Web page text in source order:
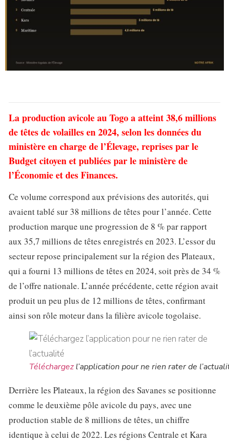
La production avicole au Togo a atteint 38,6 millions
de têtes de volailles en 2024, selon les données du
ministère en charge de l’Élevage, reprises par le
Budget citoyen et publiées par le ministère de
l’Économie et des Finances.
Ce volume correspond aux prévisions des autorités, qui
avaient tablé sur 38 millions de têtes pour l’année. Cette
production marque une progression de 8 % par rapport
aux 35,7 millions de têtes enregistrés en 2023. L’essor du
secteur repose principalement sur la région des Plateaux,
qui a fourni 13 millions de têtes en 2024, soit près de 34 %
de l’offre nationale. L’année précédente, cette région avait
produit un peu plus de 12 millions de têtes, confirmant
ainsi son rôle moteur dans la filière avicole togolaise.
Téléchargezl’application pour ne rien rater de
Derrière les Plateaux, la région des Savanes se positionne
comme le deuxième pôle avicole du pays, avec une
production stable de 8 millions de têtes, un chiffre
identique à celui de 2022. Les régions Centrale et Kara